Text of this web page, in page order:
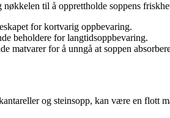
til å opprettholde soppens
for kortvarig oppbevaring.
beholdere for langtidsoppbevaring.
matvarer for å unngå at soppen
og steinsopp, kan være en flott